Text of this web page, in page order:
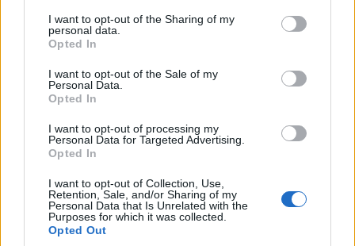
not limited to your visit or usage behaviour. You may click to
grant or deny consent to Google and its third-party tags to
use your data for below specified purposes in below Google
consent section.
I want to opt-out of the Sharing of my
personal data.
Opted In
I want to opt-out of the Sale of my
Personal Data.
Opted In
I want to opt-out of processing my
Personal Data for Targeted Advertising.
Opted In
I want to opt-out of Collection, Use,
Retention, Sale, and/or Sharing of my
Personal Data that Is Unrelated with the
Purposes for which it was collected.
Opted Out
πμ
ΤΟΠΙΚΉ ΕΠΙΚΑΙΡΌΤΗΤΑ
Ατροφία: Στα
χρώματα της
εκστρατείας το
ΤΟΠΙΚΉ ΕΠΙΚΑΙΡΌΤΗΤΑ
Γρεβενά την
Παρασκευή 7